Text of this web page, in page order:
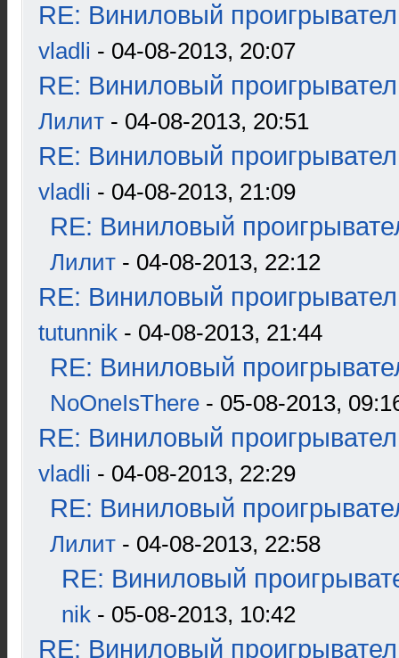
RE: Виниловый
vladli - 04-08-2013, 20:07
RE: Виниловый
Лилит - 04-08-2013, 20:51
RE: Виниловый
vladli - 04-08-2013, 21:09
RE: Виниловый
Лилит - 04-08-2013, 22:12
RE: Виниловый
tutunnik - 04-08-2013, 21:44
RE: Виниловый
NoOneIsThere - 05-08-2013,
RE: Виниловый
vladli - 04-08-2013, 22:29
RE: Виниловый
Лилит - 04-08-2013, 22:58
RE: Виниловый
nik - 05-08-2013, 10:42
RE: Виниловый